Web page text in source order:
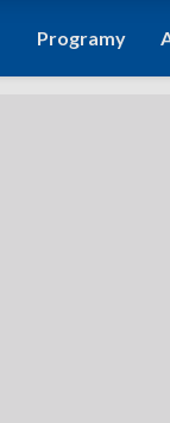
Programy